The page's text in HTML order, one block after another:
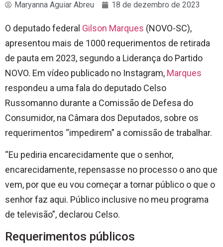
Maryanna Aguiar Abreu 18 de dezembro de 2023
O deputado federal Gilson Marques (NOVO-SC),
apresentou mais de 1000 requerimentos de retirada
de pauta em 2023, segundo a Liderança do Partido
NOVO. Em vídeo publicado no Instagram, Marques
respondeu a uma fala do deputado Celso
Russomanno durante a Comissão de Defesa do
Consumidor, na Câmara dos Deputados, sobre os
requerimentos “impedirem” a comissão de trabalhar.
“Eu pediria encarecidamente que o senhor,
encarecidamente, repensasse no processo o ano que
vem, por que eu vou começar a tornar público o que o
senhor faz aqui. Público inclusive no meu programa
de televisão”, declarou Celso.
Requerimentos públicos